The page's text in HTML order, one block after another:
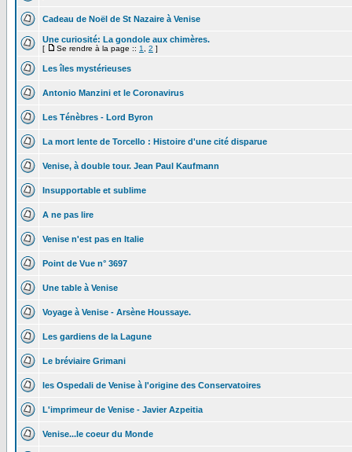
Cadeau de Noël de St Nazaire à Venise
Une curiosité: La gondole aux chimères.
[ Se rendre à la page :: 1 2 ]
Les îles mystérieuses
Antonio Manzini et le Coronavirus
Les Ténèbres - Lord Byron
La mort lente de Torcello : Histoire d'une cité disparue
Venise, à double tour. Jean Paul Kaufmann
Insupportable et sublime
A ne pas lire
Venise n'est pas en Italie
Point de Vue n° 3697
Une table à Venise
Voyage à Venise - Arsène Houssaye.
Les gardiens de la Lagune
Le bréviaire Grimani
les Ospedali de Venise à l'origine des Conservatoires
L'imprimeur de Venise - Javier Azpeitia
Venise...le coeur du Monde